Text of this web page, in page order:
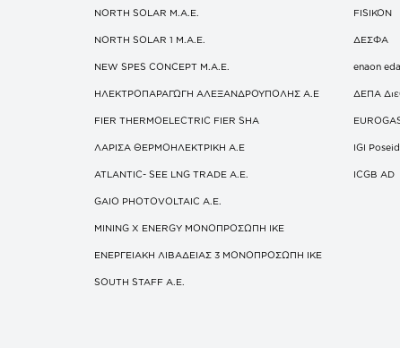
NORTH SOLAR M.Α.Ε.
NORTH SOLAR 1 M.Α.Ε.
NEW SPES CONCEPT Μ.Α.Ε.
ΗΛΕΚΤΡΟΠΑΡΑΓΩΓΗ ΑΛΕΞΑΝΔΡΟΥΠΟΛΗΣ A.E
FIER THERMOELECTRIC FIER SHA
ΛΑΡΙΣΑ ΘΕΡΜΟΗΛΕΚΤΡΙΚΗ A.E
ATLANTIC- SEE LNG TRADE A.E.
GAIO PHOTOVOLTAIC Α.Ε.
MINING X ENERGY ΜΟΝΟΠΡΟΣΩΠΗ ΙΚΕ
ΕΝΕΡΓΕΙΑΚΗ ΛΙΒΑΔΕΙΑΣ 3 ΜΟΝΟΠΡΟΣΩΠΗ ΙΚΕ
SOUTH STAFF Α.Ε.
FISIKON
ΔΕΣΦΑ
enaon eda
ΔΕΠΑ
IGI
ICGB AD